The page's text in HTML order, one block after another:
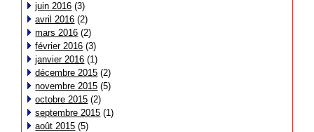
juin 2016 (3)
avril 2016 (2)
mars 2016 (2)
février 2016 (3)
janvier 2016 (1)
décembre 2015 (2)
novembre 2015 (5)
octobre 2015 (2)
septembre 2015 (1)
août 2015 (5)